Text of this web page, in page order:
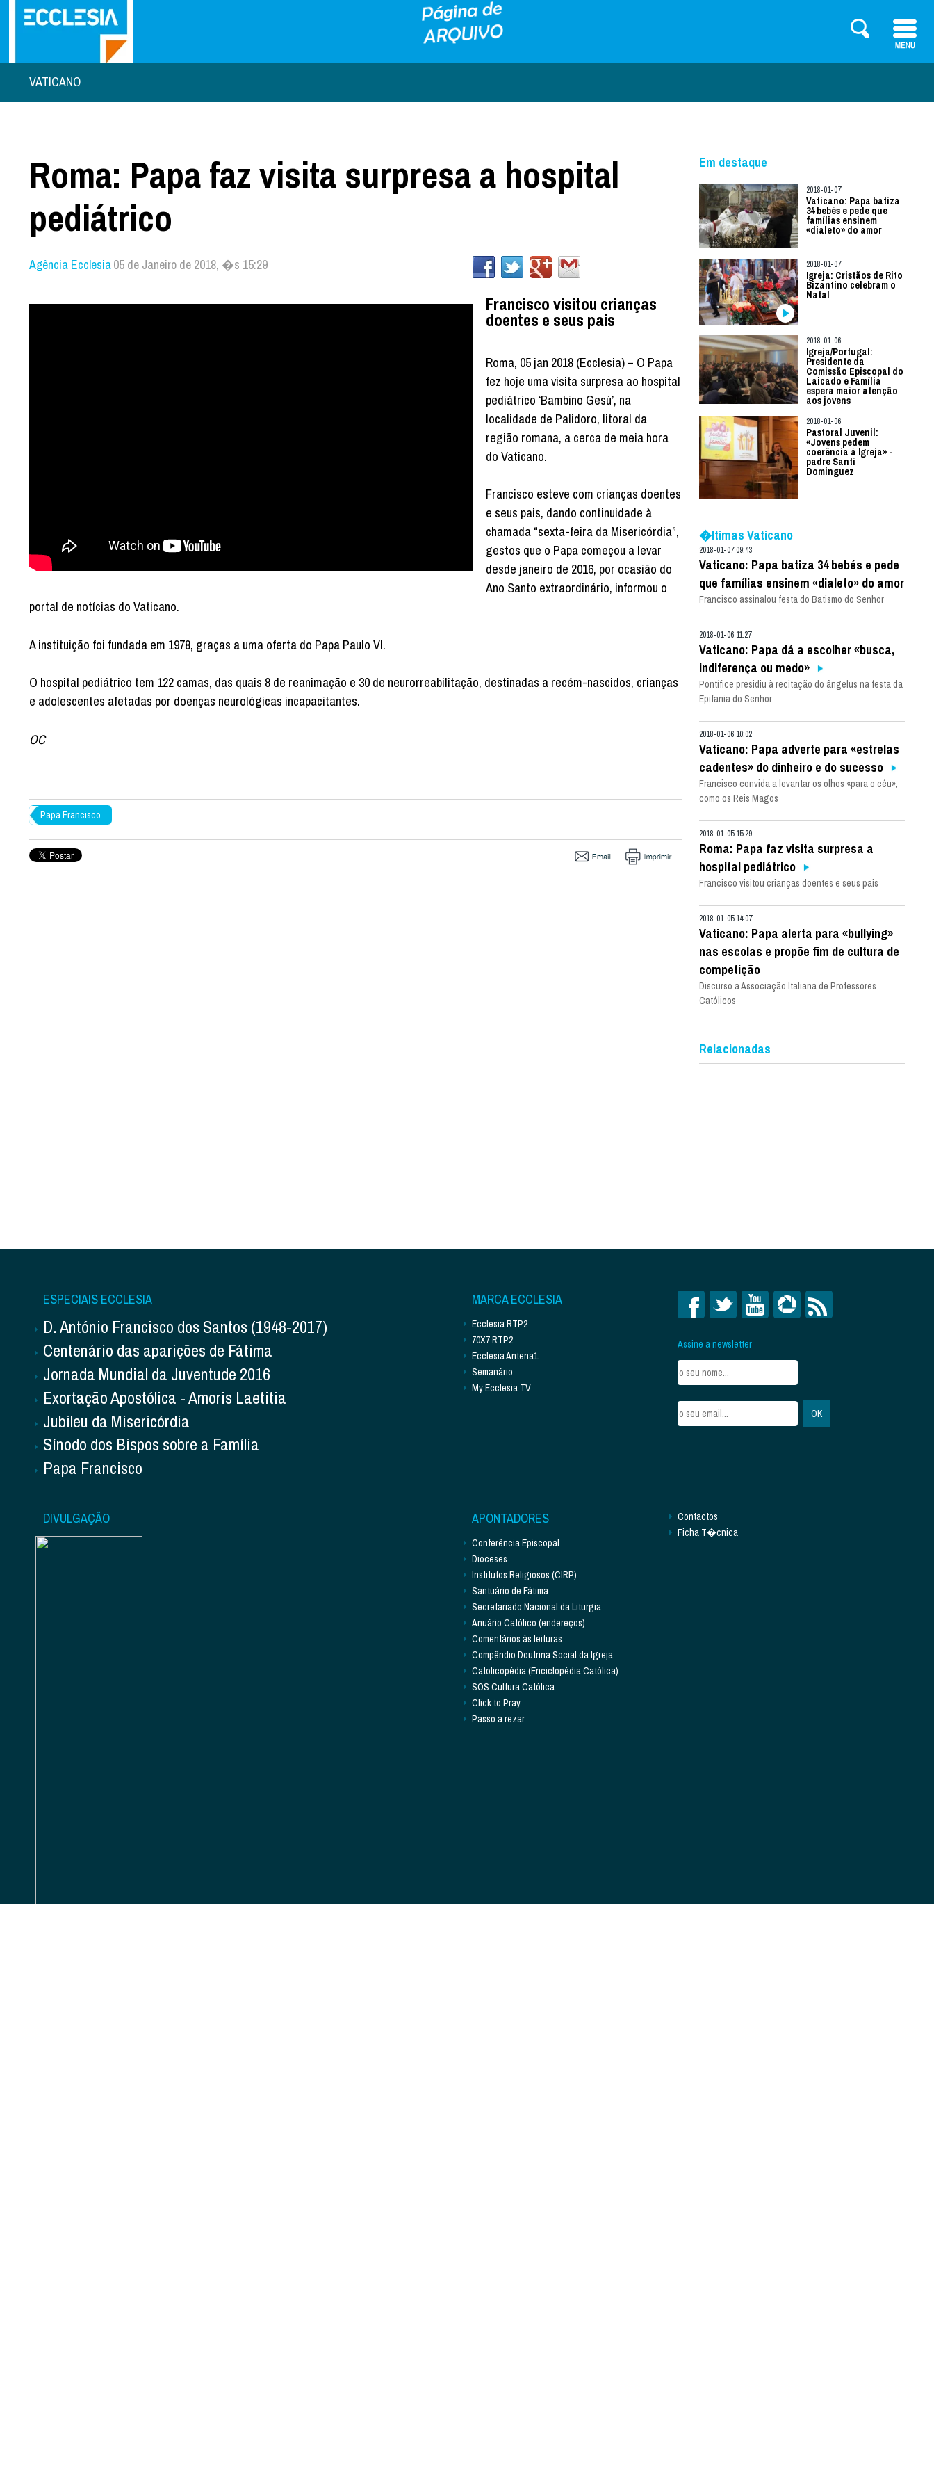
VATICANO
Roma: Papa faz visita surpresa a hospital
pediátrico
Agência Ecclesia05 de Janeiro de 2018, �s 15:29
Francisco visitou crianças
doentes e seus pais
Roma, 05 jan 2018 (Ecclesia) – O Papa
fez hoje uma visita surpresa ao hospital
pediátrico ‘Bambino Gesù’, na
localidade de Palidoro, litoral da
região romana, a cerca de meia hora
do Vaticano.
Francisco esteve com crianças doentes
e seus pais, dando continuidade à
chamada “sexta-feira da Misericórdia”,
gestos que o Papa começou a levar
desde janeiro de 2016, por ocasião do
Ano Santo extraordinário, informou o
portal de notícias do Vaticano.
A instituição foi fundada em 1978, graças a uma oferta do Papa Paulo VI.
O hospital pediátrico tem 122 camas, das quais 8 de reanimação e 30 de neurorreabilitação, destinadas a recém-nascidos, crianças
e adolescentes afetadas por doenças neurológicas incapacitantes.
OC
Papa Francisco
Em destaque
2018-01-07
Vaticano: Papa batiza
34 bebés e pede que
famílias ensinem
«dialeto» do amor
2018-01-07
Igreja: Cristãos de Rito
Bizantino celebram o
Natal
2018-01-06
Igreja/Portugal:
Presidente da
Comissão Episcopal do
Laicado e Família
espera maior atenção
aos jovens
2018-01-06
Pastoral Juvenil:
«Jovens pedem
coerência à Igreja» -
padre Santi
Dominguez
�ltimas Vaticano
2018-01-07 09:43
Vaticano: Papa batiza 34 bebés e pede
que famílias ensinem «dialeto» do amor
Francisco assinalou festa do Batismo do Senhor
2018-01-06 11:27
Vaticano: Papa dá a escolher «busca,
indiferença ou medo»
Pontífice presidiu à recitação do ângelus na festa da
Epifania do Senhor
2018-01-06 10:02
Vaticano: Papa adverte para «estrelas
cadentes» do dinheiro e do sucesso
Francisco convida a levantar os olhos «para o céu»,
como os Reis Magos
2018-01-05 15:29
Roma: Papa faz visita surpresa a
hospital pediátrico
Francisco visitou crianças doentes e seus pais
2018-01-05 14:07
Vaticano: Papa alerta para «bullying»
nas escolas e propõe fim de cultura de
competição
Discurso a Associação Italiana de Professores
Católicos
Relacionadas
ESPECIAIS ECCLESIA
D. António Francisco dos Santos (1948-2017)
Centenário das aparições de Fátima
Jornada Mundial da Juventude 2016
Exortação Apostólica - Amoris Laetitia
Jubileu da Misericórdia
Sínodo dos Bispos sobre a Família
Papa Francisco
MARCA ECCLESIA
Ecclesia RTP2
70X7 RTP2
Ecclesia Antena1
Semanário
My Ecclesia TV
Assine a newsletter
DIVULGAÇÃO APONTADORES
Conferência Episcopal
Dioceses
Institutos Religiosos (CIRP)
Santuário de Fátima
Secretariado Nacional da Liturgia
Anuário Católico (endereços)
Comentários às leituras
Compêndio Doutrina Social da Igreja
Catolicopédia (Enciclopédia Católica)
SOS Cultura Católica
Click to Pray
Passo a rezar
Contactos
Ficha T�cnica